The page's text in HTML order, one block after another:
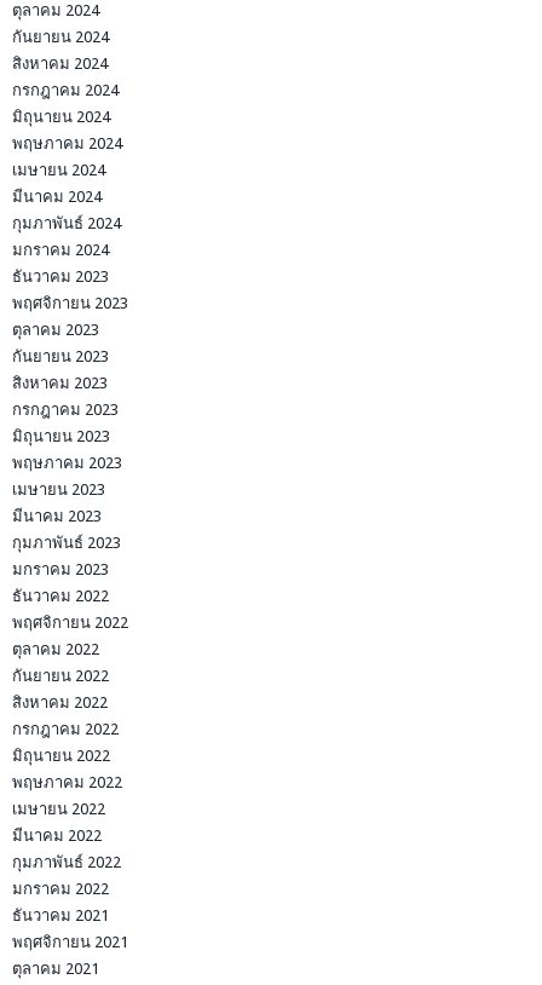
ตุลาคม 2024
กันยายน 2024
สิงหาคม 2024
กรกฎาคม 2024
มิถุนายน 2024
พฤษภาคม 2024
เมษายน 2024
มีนาคม 2024
กุมภาพันธ์ 2024
มกราคม 2024
ธันวาคม 2023
พฤศจิกายน 2023
ตุลาคม 2023
กันยายน 2023
สิงหาคม 2023
กรกฎาคม 2023
มิถุนายน 2023
พฤษภาคม 2023
เมษายน 2023
มีนาคม 2023
กุมภาพันธ์ 2023
มกราคม 2023
ธันวาคม 2022
พฤศจิกายน 2022
ตุลาคม 2022
กันยายน 2022
สิงหาคม 2022
กรกฎาคม 2022
มิถุนายน 2022
พฤษภาคม 2022
เมษายน 2022
มีนาคม 2022
กุมภาพันธ์ 2022
มกราคม 2022
ธันวาคม 2021
พฤศจิกายน 2021
ตุลาคม 2021